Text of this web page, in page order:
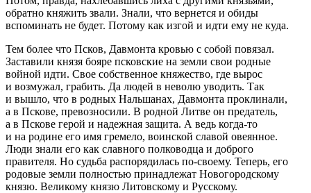
обратно княжить звали. Знали, что вернется и обиды
вспоминать не будет. Потому как изгой и идти ему не куда.
Тем более что Псков, Давмонта кровью с собой повязал.
Заставили князя бояре псковские на земли свои родные
войной идти. Свое собственное княжество, где вырос
и возмужал, грабить. Да людей в неволю уводить. Так
и вышло, что в родных Нальшанах, Давмонта проклинали,
а в Пскове, превозносили. В родной Литве он предатель,
а в Пскове герой и надежная защита. А ведь когда-то
и на родине его имя гремело, воинской славой овеянное.
Люди знали его как славного полководца и доброго
правителя. Но судьба распорядилась по-своему. Теперь, его
родовые земли полностью принадлежат Новогородскому
князю. Великому князю Литовскому и Русскому.